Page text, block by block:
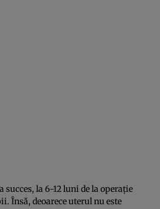
succes, la 6-12 luni de la operaţie
Însă, deoarece uterul nu este